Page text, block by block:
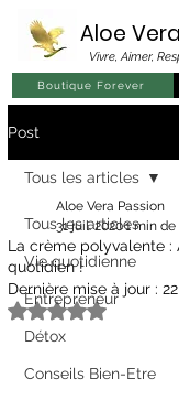
Aloe Vera
Vivre, Aimer,
Boutique Forever
Post
Tous les articles
Vie quotidienne
Entrepreneur
Détox
Conseils Bien-Etre
Tous les articles
La crème polyvalente :
quotidien !
Aloe Vera Passion
31 juil. 20201 min
Dernière mise à jour :
Noté NaN étoiles